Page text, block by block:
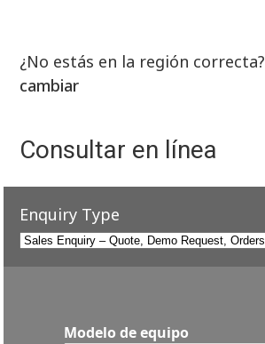
¿No estás en la región correcta?
cambiar
Consultar en línea
Enquiry Type
Modelo de equipo